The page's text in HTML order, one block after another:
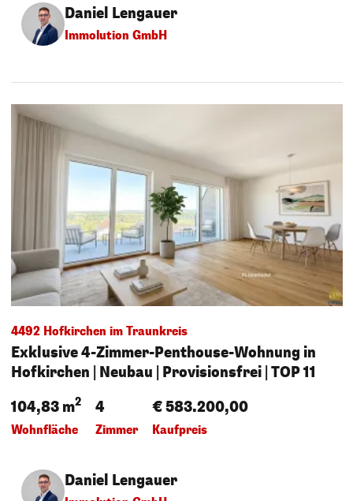
Daniel Lengauer
Immolution GmbH
4492 Hofkirchen im Traunkreis
Exklusive 4-Zimmer-Penthouse-Wohnung in
Hofkirchen | Neubau | Provisionsfrei | TOP 11
104,83 m2
Wohnfläche
4
Zimmer
€ 583.200,00
Kaufpreis
Daniel Lengauer